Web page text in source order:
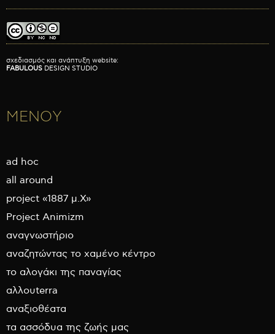
σχεδιασμός και ανάπτυξη website:
FABULOUS DESIGN STUDIO
ΜΕΝΟΥ
ad hoc
all around
project «1887 μ.Χ»
Project Animizm
αναγνωστήριο
αναζητώντας το χαμένο κέντρο
το αλογάκι της παναγίας
αλλουterra
αναξιοθέατα
τα ασσόδυα της ζωής μας